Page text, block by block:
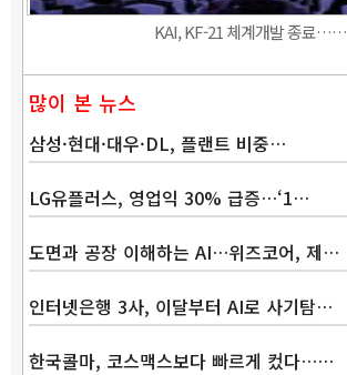
KAI, KF-21 체계개발 종료……
많이 본 뉴스
삼성·현대·대우·DL, 플랜트 비중…
LG유플러스, 영업익 30% 급증…‘1…
도면과 공장 이해하는 AI…위즈코어, 제…
인터넷은행 3사, 이달부터 AI로 사기탐…
한국콜마, 코스맥스보다 빠르게 컸다……